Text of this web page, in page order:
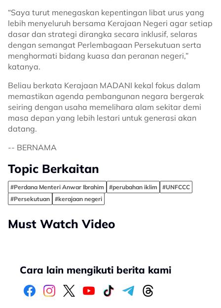
“Saya turut menegaskan kepentingan libat urus yang
lebih menyeluruh bersama Kerajaan Negeri agar setiap
dasar dan strategi dirangka secara inklusif, selaras
dengan semangat Perlembagaan Persekutuan serta
menghormati bidang kuasa dan peranan negeri,”
katanya.
Beliau berkata Kerajaan MADANI kekal fokus dalam
memastikan agenda pembangunan negara bergerak
seiring dengan usaha memelihara alam sekitar demi
masa depan yang lebih lestari untuk generasi akan
datang.
-- BERNAMA
Topic Berkaitan
#Perdana Menteri Anwar Ibrahim #perubahan iklim
#UNFCCC
#Persekutuan
#kerajaan negeri
Must Watch Video
Cara lain mengikuti berita kami